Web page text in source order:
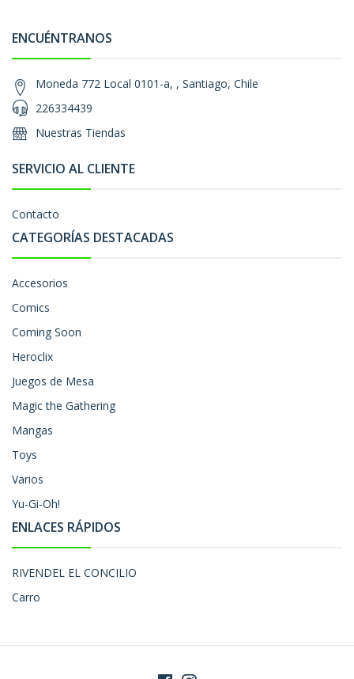
ENCUÉNTRANOS
Moneda 772 Local 0101-a, , Santiago, Chile
226334439
Nuestras Tiendas
SERVICIO AL CLIENTE
Contacto
CATEGORÍAS DESTACADAS
Accesorios
Comics
Coming Soon
Heroclix
Juegos de Mesa
Magic the Gathering
Mangas
Toys
Varios
Yu-Gi-Oh!
ENLACES RÁPIDOS
RIVENDEL EL CONCILIO
Carro